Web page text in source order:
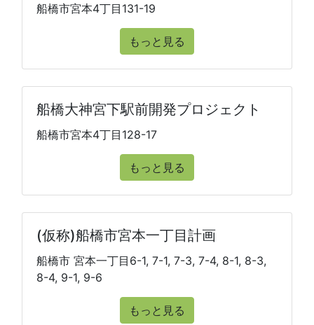
船橋市宮本4丁目131-19
もっと見る
船橋大神宮下駅前開発プロジェクト
船橋市宮本4丁目128-17
もっと見る
(仮称)船橋市宮本一丁目計画
船橋市 宮本一丁目6-1, 7-1, 7-3, 7-4, 8-1, 8-3,
8-4, 9-1, 9-6
もっと見る